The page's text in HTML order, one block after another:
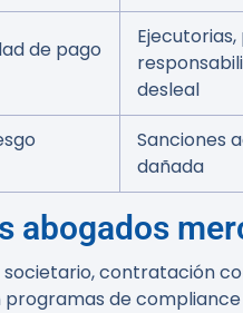
de pago
desleal
Sanciones
dañada
abogados
contratación
programas de